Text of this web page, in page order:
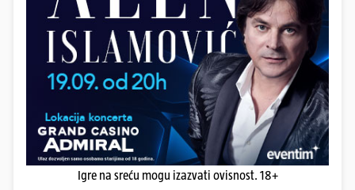
Igre na sreću mogu izazvati ovisnost. 18+